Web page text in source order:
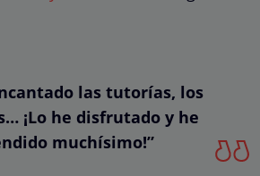
las tutorías, los
¡Lo he disfrutado y he
muchísimo!”